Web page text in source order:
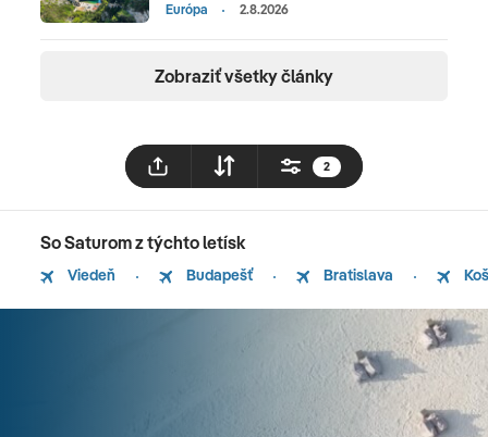
Európa 2.8.2026
Zobraziť všetky články
2
So Saturom z týchto letísk
Viedeň Budapešť Bratislava